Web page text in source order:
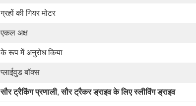
ग्रहों की गियर मोटर
एकल अक्ष
के रूप में अनुरोध किया
प्लाईवुड बॉक्स
सौर ट्रैकिंग प्रणाली, सौर ट्रैकर ड्राइव के लिए स्लीविंग ड्राइव